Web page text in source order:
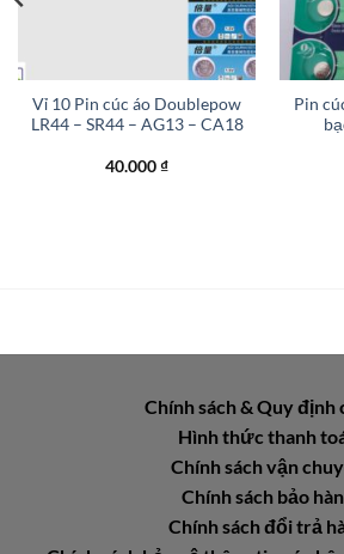
Vỉ 10 Pin cúc áo Doublepow
LR44 – SR44 – AG13 – CA18
40.000₫
Pin
Chính sách & Quy định
Hình thức thanh
Chính sách vận
Chính sách bảo
Chính sách đổi trả